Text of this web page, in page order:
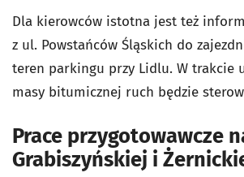
Dla kierowców istotna jest też
z ul. Powstańców Śląskich do
teren parkingu przy Lidlu. W trakcie
masy bitumicznej ruch będzie
Prace przygotowawcze
Grabiszyńskiej i